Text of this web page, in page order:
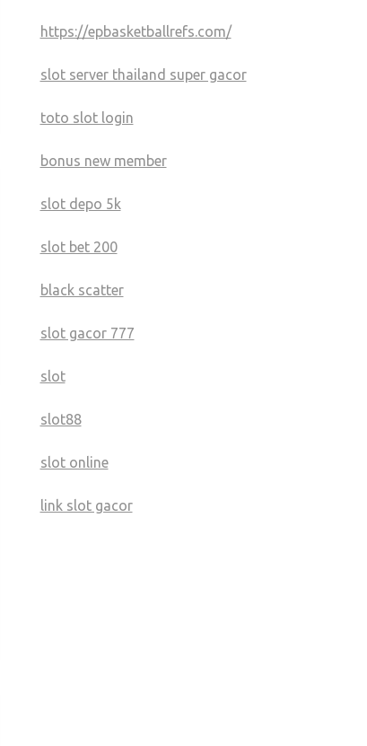
https://epbasketballrefs.com/
slot server thailand super gacor
toto slot login
bonus new member
slot depo 5k
slot bet 200
black scatter
slot gacor 777
slot
slot88
slot online
link slot gacor